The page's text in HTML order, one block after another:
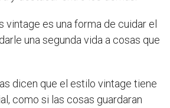
vintage es una forma de cuidar el
una segunda vida a cosas que
dicen que el estilo vintage tiene
como si las cosas guardaran